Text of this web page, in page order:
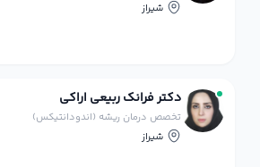
شیراز
دکتر فرانک ربیعی اراکی
تخصص درمان ریشه (اندودانتیکس)
شیراز